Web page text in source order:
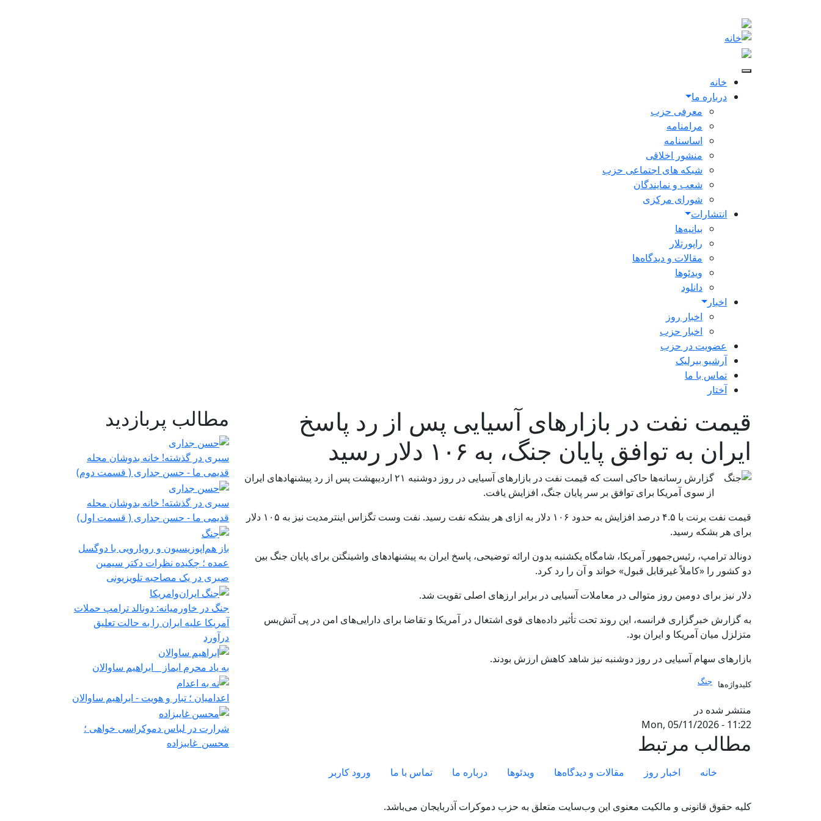
Main navigation
خانه
درباره ما
معرفی حزب
مرامنامه
اساسنامه
منشور اخلاقی
شبکه های اجتماعی حزب
شعب و نمایندگان
شورای مرکزی
انتشارات
بیانیه‌ها
راپورتلار
مقالات و دیدگاه‌ها
ویدئو‌ها
دانلود
اخبار
اخبار روز
اخبار حزب
عضویت در حزب
آرشیو بیرلیک
تماس با ما
آختار
قیمت نفت در بازارهای آسیایی پس از رد پاسخ
ایران به توافق پایان جنگ، به ۱۰۶ دلار رسید
گزارش رسانه‌ها حاکی است که قیمت نفت در بازارهای آسیایی در روز دوشنبه ۲۱ اردیبهشت پس از رد پیشنهادهای ایران
از سوی آمریکا برای توافق بر سر پایان جنگ، افزایش یافت.
قیمت نفت برنت با ۴.۵ درصد افزایش به حدود ۱۰۶ دلار به ازای هر بشکه نفت رسید. نفت وست تگزاس اینترمدیت نیز به ۱۰۵ دلار
برای هر بشکه رسید.
دونالد ترامپ، رئیس‌جمهور آمریکا، شامگاه یکشنبه بدون ارائه توضیحی، پاسخ ایران به پیشنهادهای واشینگتن برای پایان جنگ بین
دو کشور را «کاملاً غیرقابل قبول» خواند و آن را رد کرد.
دلار نیز برای دومین روز متوالی در معاملات آسیایی در برابر ارزهای اصلی تقویت شد.
به گزارش خبرگزاری فرانسه، این روند تحت تأثیر داده‌های قوی اشتغال در آمریکا و تقاضا برای دارایی‌های امن در پی آتش‌بس
متزلزل میان آمریکا و ایران بود.
بازارهای سهام آسیایی در روز دوشنبه نیز شاهد کاهش ارزش بودند.
کلیدواژه‌ها جنگ
منتشر شده در
Mon, 05/11/2026 - 11:22
مطالب مرتبط
مطالب پربازدید
سیری در گذشته! خانه بدوشان محله
قدیمی ما - حسن جداری ( قسمت دوم)
سیری در گذشته! خانه بدوشان محله
قدیمی ما - حسن جداری ( قسمت اول)
باز هم‌اپوزیسیون‌ و رویارویی با ‌دو‌گسل
عمده ؛ چکیده نظرات دکتر سیمین
صبری در یک مصاحبه تلویزیونی
جنگ در خاورمیانه: دونالد ترامپ حملات
آمریکا علیه ایران را به حالت تعلیق
درآورد
به یاد محرم ایماز _ ابراهیم ساوالان
اعدامیان ؛ تبار و هویت - ابراهیم ساوالان
شرارت در لباس دموکراسی‌ خواهی ؛
محسن_غایبزاده
Footer menu
خانه اخبار روز مقالات و دیدگاه‌ها ویدئو‌ها درباره ما تماس با ما ورود کاربر
کلیه حقوق قانونی و مالکیت معنوی این وب‌سایت متعلق به حزب دموکرات آذربایجان می‌باشد.